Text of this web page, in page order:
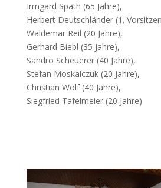
Irmgard Späth (65 Jahre),
Herbert Deutschländer (1.
Waldemar Reil (20 Jahre),
Gerhard Biebl (35 Jahre),
Sandro Scheuerer (40 Jahre),
Stefan Moskalczuk (20 Jahre),
Christian Wolf (40 Jahre),
Siegfried Tafelmeier (20 Jahre)